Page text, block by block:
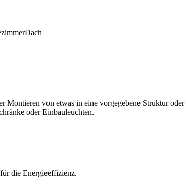
Dach
von etwas in eine vorgegebene Struktur
oder Einbauleuchten.
die Energieeffizienz.